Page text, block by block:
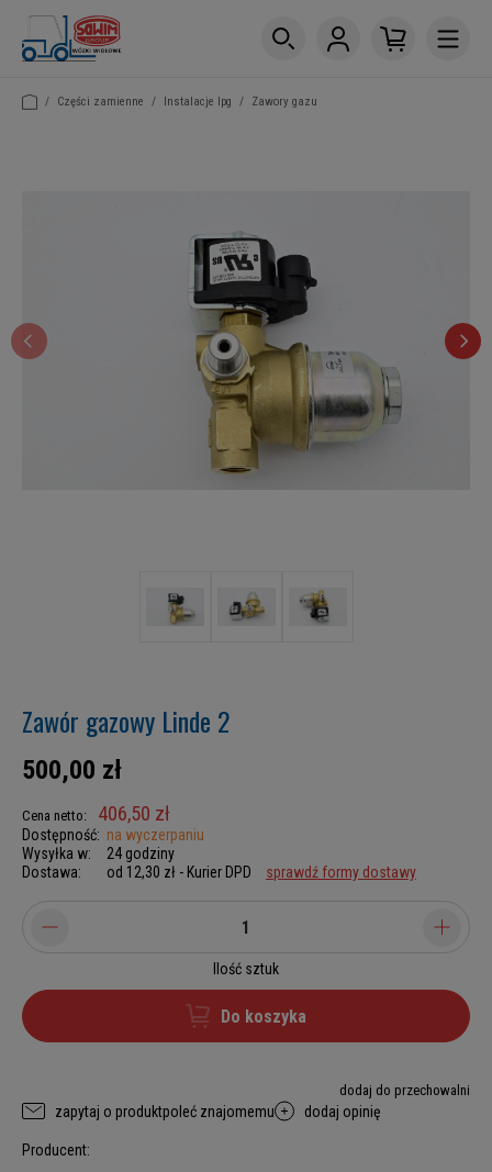
/ Części zamienne / Instalacje lpg / Zawory gazu
Zawór gazowy Linde 2
500,00 zł
Cena netto: 406,50 zł
Dostępność: na wyczerpaniu
Wysyłka w:
24 godziny
Dostawa:
od 12,30 zł - Kurier DPD sprawdź formy dostawy
Ilość sztuk
Do koszyka
dodaj do przechowalni
zapytaj o produktpoleć znajomemu dodaj opinię
Producent: